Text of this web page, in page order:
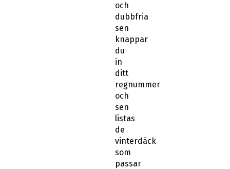
och
dubbfria
sen
knappar
du
in
ditt
regnummer
och
sen
listas
de
vinterdäck
som
passar